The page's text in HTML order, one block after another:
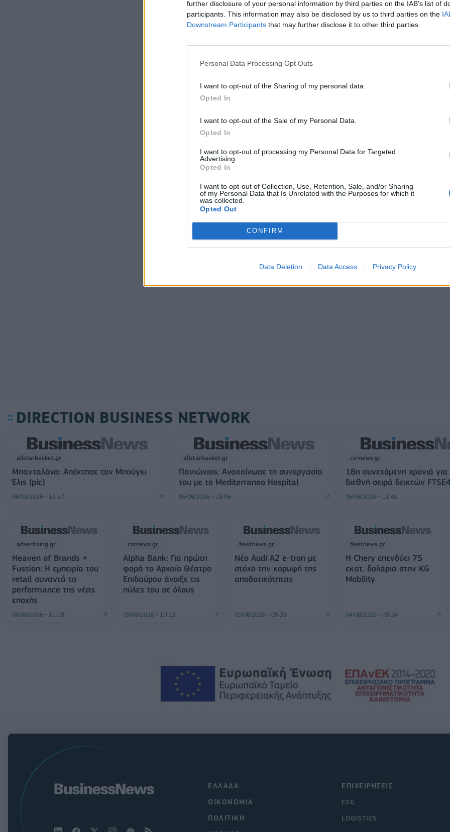
further disclosure of your personal information by third parties on the IAB’s list of
participants. This information may also be disclosed by us to third parties on the
Downstream Participants that may further disclose it to other third parties.
Personal Data Processing Opt Outs
I want to opt-out of the Sharing of my personal data.
Opted In
I want to opt-out of the Sale of my Personal Data.
Opted In
I want to opt-out of processing my Personal Data for Targeted
Advertising.
Opted In
I want to opt-out of Collection, Use, Retention, Sale, and/or Sharing
of my Personal Data that Is Unrelated with the Purposes for which it
was collected.
Opted Out
CONFIRM
Data Deletion Data Access Privacy Policy
DIRECTION BUSINESS NETWORK
allstarbasket.gr
Μπανταλόνα: Απέκτησε τον Μπούγκι
Έλις (pic)
06/08/2026 - 15:27
allstarbasket.gr
Πανιώνιος: Ανακοίνωσε τη συνεργασία
του με το Mediterraneo Hospital
06/08/2026 - 15:06
csrnews.gr
18η συνεχόμενη χρονιά
διεθνή σειρά δεικτών
06/08/2026 - 11:42
advertising.gr
Heaven of Brands ×
Fussion: Η εμπειρία του
retail συναντά το
performance της νέας
εποχής
06/08/2026 - 11:19
csrnews.gr
Alpha Bank: Για πρώτη
φορά το Αρχαίο Θέατρο
Επιδαύρου άνοιξε τις
πύλες του σε όλους
05/08/2026 - 10:12
fleetnews.gr
Νέο Audi A2 e-tron με
στόχο την κορυφή της
αποδοτικότητας
05/08/2026 - 05:39
fleetnews.gr
Η Chery επενδύει 75
εκατ. δολάρια στην KG
Mobility
04/08/2026 - 09:24
ΕΠΙΧΕΙΡΗΣΕΙΣ
ESG
LOGISTICS
ΕΛΛΑΔΑ
ΟΙΚΟΝΟΜΙΑ
ΠΟΛΙΤΙΚΗ